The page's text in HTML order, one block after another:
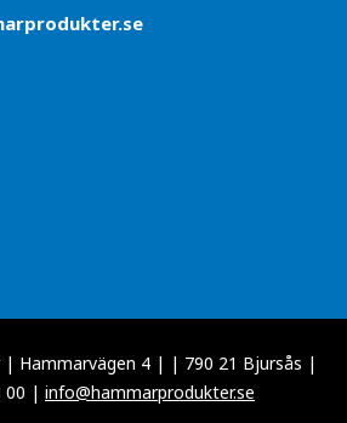
Hammarvägen 4 | | 790 21 Bjursås |
00 | info@hammarprodukter.se